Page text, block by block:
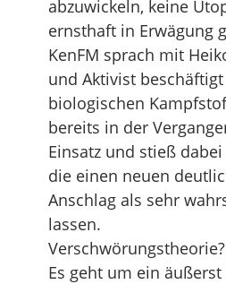
abzuwickeln, keine
ernsthaft in Erwägung
KenFM sprach mit
und Aktivist
biologischen
bereits in der
Einsatz und stieß
die einen neuen
Anschlag als sehr
lassen.
Es geht um ein